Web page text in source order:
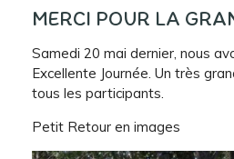
MERCI POUR LA
Samedi 20 mai dernier, nous
Excellente Journée. Un très
tous les participants.
Petit Retour en images